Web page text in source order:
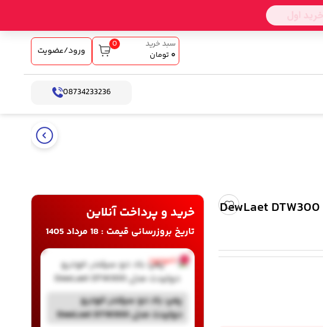
0
۰ تومان
سبد خرید
ورود/عضویت
08734233236
خرید و پرداخت آنلاین
تاریخ بروزرسانی قیمت : 18 مرداد 1405
ناموجود
پمپ باد دو سیلندر خودرو
دولیدت مدل DewLaet DTW300